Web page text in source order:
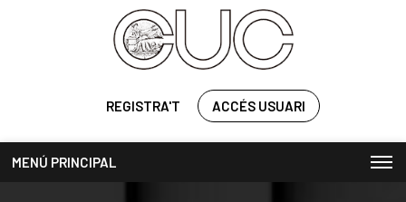
REGISTRA'T ACCÉS USUARI
MENÚ PRINCIPAL